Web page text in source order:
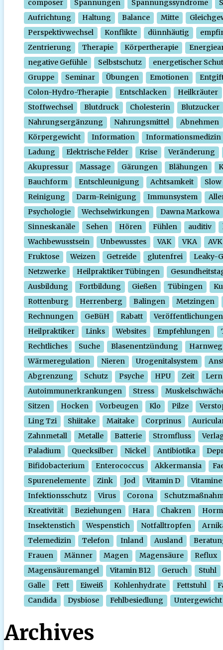
composer Spannungen Spannungssyndrome
Aufrichtung
Haltung Balance Mitte
Perspektivwechsel
Konflikte dünnhäutig
Zentrierung
Therapie Körpertherapie
negative Gefühle
Selbstschutz
energetischer
Gruppe
Seminar Übungen Emotionen
Colon-Hydro-Therapie
Entschlacken
Heilkräuter
Stoffwechsel
Blutdruck Cholesterin
Blutzucker
Nahrungsergänzung
Nahrungsmittel
Abnehmen
Körpergewicht
Information
Informationsmedizin
Ladung
Elektrische Felder Krise
Veränderung
Akupressur
Massage Gärungen Blähungen
Bauchform
Entschleunigung Achtsamkeit
Slow
Reinigung
Darm-Reinigung Immunsystem
Psychologie
Wechselwirkungen
Dawna Markowa
Sinneskanäle
Sehen Hören Fühlen auditiv
Wachbewusstsein
Unbewusstes VAK VKA
AVK
Fruktose
Weizen Getreide glutenfrei
Leaky-
Netzwerke
Heilpraktiker Tübingen
Ausbildung
Fortbildung Gießen Tübingen
Rottenburg
Herrenberg Balingen
Metzingen
Rechnungen
GeBüH Rabatt
Veröffentlichungen
Heilpraktiker
Links Websites Empfehlungen
Rechtliches
Suche Blasenentzündung
Wärmeregulation
Nieren Urogenitalsystem
Abgrenzung
Schutz Psyche HPU Zeit
Autoimmunerkrankungen
Stress
Sitzen
Hocken Vorbeugen Klo Pilze
Ling Tzi
Shiitake Maitake Corprinus
Zahnmetall
Metalle Batterie Stromfluss
Paladium
Quecksilber Nickel Antibiotika
Bifidobacterium
Enterococcus Akkermansia
Spurenelemente
Zink Jod Vitamin D
Vitamine
Infektionsschutz
Virus Corona
Kreativität
Beziehungen Hara Chakren
Insektenstich
Wespenstich Notfalltropfen
Telemedizin
Telefon Inland Ausland
Frauen
Männer Magen Magensäure
Reflux
Magensäuremangel
Vitamin B12 Geruch
Stuhl
Galle
Fett Eiweiß Kohlenhydrate Fettstuhl
Candida
Dysbiose Fehlbesiedlung Untergewicht
Archives